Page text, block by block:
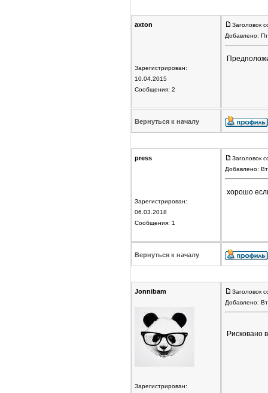
axton
Зарегистрирован:
10.04.2015
Сообщения: 2
Заголовок
Добавлено:
Вернуться к началу
press
Зарегистрирован:
06.03.2018
Сообщения: 1
Заголовок
Добавлено:
хорошо
Вернуться к началу
Jonnibam
Зарегистрирован:
Заголовок
Добавлено:
Рисковано